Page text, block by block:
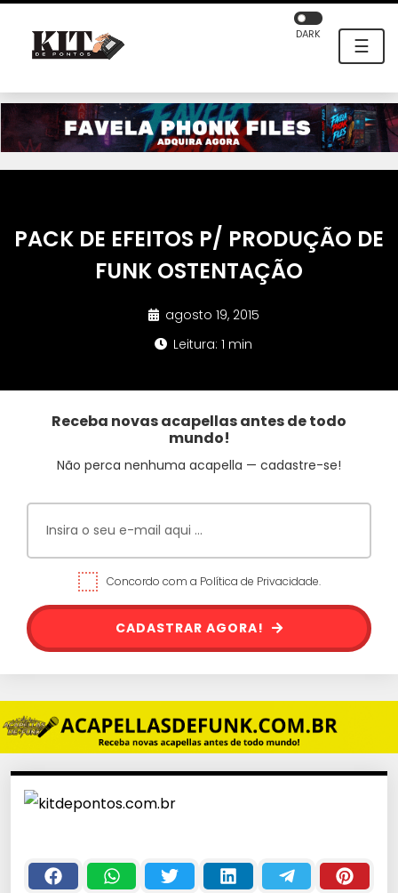
☰
DARK
PACK DE EFEITOS P/ PRODUÇÃO DE
FUNK OSTENTAÇÃO
agosto 19, 2015
Leitura: 1 min
Receba novas acapellas antes de todo
mundo!
Não perca nenhuma acapella — cadastre-se!
Concordo com a Política de Privacidade.
CADASTRAR AGORA!